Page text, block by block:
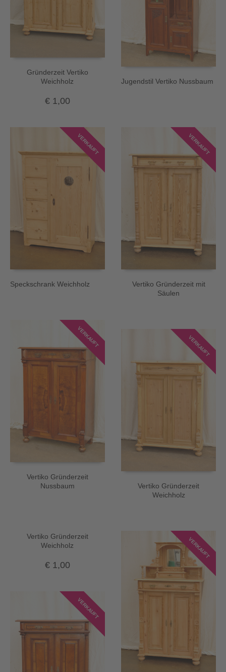
Gründerzeit Vertiko
Weichholz
€1,00
Jugendstil Vertiko Nussbaum
VERKAUFT
Speckschrank Weichholz
VERKAUFT
Vertiko Gründerzeit mit
Säulen
VERKAUFT
Vertiko Gründerzeit
Nussbaum
VERKAUFT
Vertiko Gründerzeit
Weichholz
VERKAUFT
Vertiko Gründerzeit
Weichholz
€1,00
VERKAUFT
VERKAUFT